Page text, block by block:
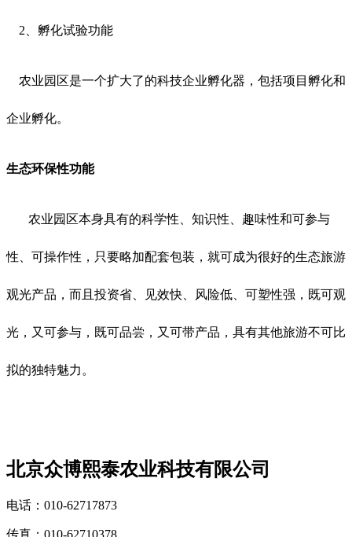
2、孵化试验功能
农业园区是一个扩大了的科技企业孵化器，包括项目孵化和
企业孵化。
生态环保性功能
农业园区本身具有的科学性、知识性、趣味性和可参与
性、可操作性，只要略加配套包装，就可成为很好的生态旅游
观光产品，而且投资省、见效快、风险低、可塑性强，既可观
光，又可参与，既可品尝，又可带产品，具有其他旅游不可比
拟的独特魅力。
北京众博熙泰农业科技有限公司
电话：010-62717873
传真：010-62710378